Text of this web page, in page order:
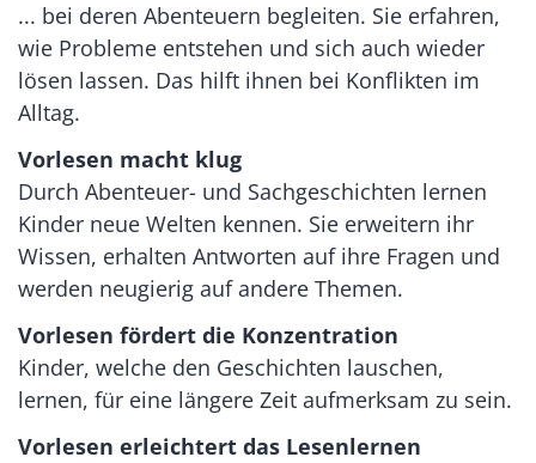
... bei deren Abenteuern begleiten. Sie erfahren,
wie Probleme entstehen und sich auch wieder
lösen lassen. Das hilft ihnen bei Konflikten im
Alltag.
Vorlesen macht klug
Durch Abenteuer- und Sachgeschichten lernen
Kinder neue Welten kennen. Sie erweitern ihr
Wissen, erhalten Antworten auf ihre Fragen und
werden neugierig auf andere Themen.
Vorlesen fördert die Konzentration
Kinder, welche den Geschichten lauschen,
lernen, für eine längere Zeit aufmerksam zu sein.
Vorlesen erleichtert das Lesenlernen